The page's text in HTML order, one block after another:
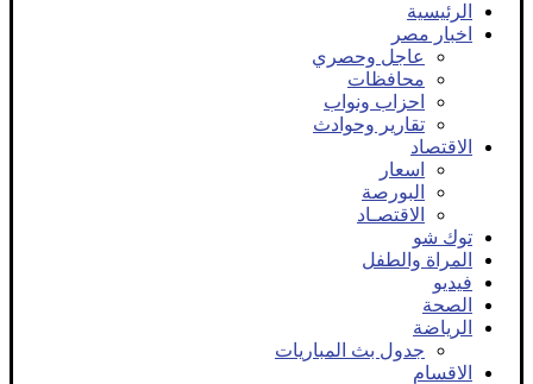
الرئيسية
اخبار مصر
عاجل وحصري
محافظات
احزاب ونواب
تقارير وحوادث
الاقتصاد
اسعار
البورصة
الاقتصـاد
توك شو
المراة والطفل
فيديو
الصحة
الرياضة
جدول بث المباريات
الاقسام